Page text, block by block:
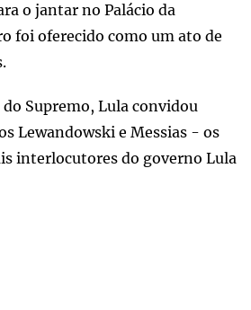
o jantar no Palácio da
foi oferecido como um ato de
Supremo, Lula convidou
Lewandowski e Messias - os
interlocutores do governo Lula